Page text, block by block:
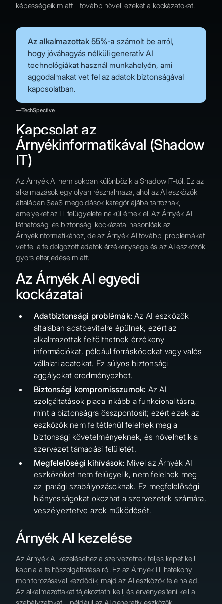
képességeik miatt—tovább növeli ezeket a kockázatokat.
Az alkalmazottak 55%-a számolt be arról,
hogy jóváhagyás nélküli generatív AI
technológiákat használ munkahelyén, ami
aggodalmakat vet fel az adatok biztonságával
kapcsolatban.
—TechSpective
Kapcsolat az
Árnyékinformatikával (Shadow
IT)
Az Árnyék AI nem sokban különbözik a Shadow IT-tól. Ez az
alkalmazások egy olyan részhalmaza, ahol az AI eszközök
általában SaaS megoldások kategóriájába tartoznak,
amelyeket az IT felügyelete nélkül érnek el. Az Árnyék AI
láthatósági és biztonsági kockázatai hasonlóak az
Árnyékinformatikához, de az Árnyék AI további problémákat
vet fel a feldolgozott adatok érzékenysége és az AI eszközök
gyors elterjedése miatt.
Az Árnyék AI egyedi
kockázatai
Adatbiztonsági problémák: Az AI eszközök
általában adatbevitelre épülnek, ezért az
alkalmazottak feltölthetnek érzékeny
információkat, például forráskódokat vagy valós
vállalati adatokat. Ez súlyos biztonsági
aggályokat eredményezhet.
Biztonsági kompromisszumok: Az AI
szolgáltatások piaca inkább a funkcionalitásra,
mint a biztonságra összpontosít; ezért ezek az
eszközök nem feltétlenül felelnek meg a
biztonsági követelményeknek, és növelhetik a
szervezet támadási felületét.
Megfelelőségi kihívások: Mivel az Árnyék AI
eszközöket nem felügyelik, nem felelnek meg
az iparági szabályozásoknak. Ez megfelelőségi
hiányosságokat okozhat a szervezetek számára,
veszélyeztetve azok működését.
Árnyék AI kezelése
Az Árnyék AI kezeléséhez a szervezetnek teljes képet kell
kapnia a felhőszolgáltatásairól. Ez az Árnyék IT hatékony
monitorozásával kezdődik, majd az AI eszközök felé halad.
Az alkalmazottakat tájékoztatni kell, és érvényesíteni kell a